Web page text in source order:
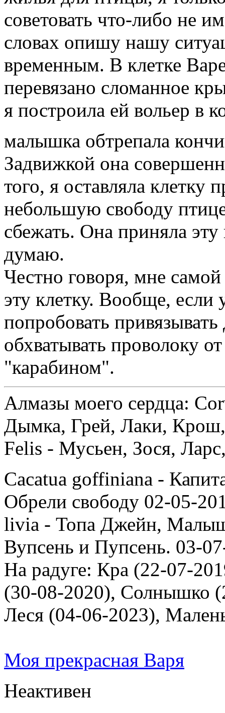
советовать что-либо не
словах опишу нашу
временным. В клетке
перевязано сломанное
я построила ей вольер в
малышка обтрепала
Задвижкой она
того, я оставляла клетку
небольшую свободу
сбежать. Она приняла
думаю.
Честно говоря, мне
эту клетку. Вообще, если
попробовать
обхватывать проволоку
"карабином".
Алмазы моего сердца:
Дымка, Грей, Лаки,
Felis - Мусьен, Зося,
Cacatua goffiniana -
Обрели свободу 02-05-
livia - Топа Джейн,
Вупсень и Пупсень. 03-
На радуге: Кра (22-07-
(30-08-2020), Солнышко
Леся (04-06-2023),
Моя прекрасная Варя
Неактивен